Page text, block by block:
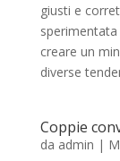
giusti e
creare un
diverse
Coppie
da admin |